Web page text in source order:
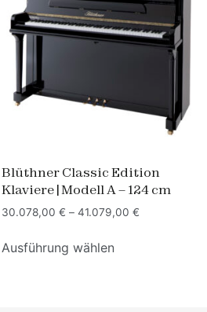
Blüthner Classic Edition
Klaviere | Modell A – 124 cm
30.078,00€ –41.079,00€
Ausführung wählen